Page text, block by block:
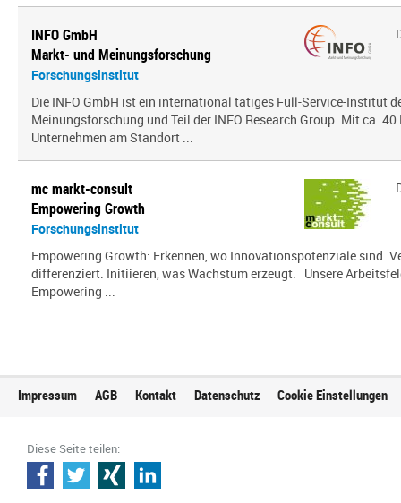
INFO GmbH
Markt- und Meinungsforschung
Forschungsinstitut
Die INFO GmbH ist ein international tätiges Full-Service-Institut
Meinungsforschung und Teil der INFO Research Group. Mit ca.
Unternehmen am Standort ...
mc markt-consult
Empowering Growth
Forschungsinstitut
Empowering Growth: Erkennen, wo Innovationspotenziale sind.
differenziert. Initiieren, was Wachstum erzeugt. Unsere
Empowering ...
Impressum AGB Kontakt Datenschutz Cookie Einstellungen
Diese Seite teilen: